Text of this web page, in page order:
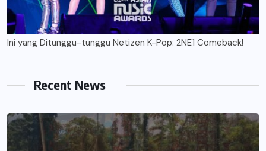
Ini yang Ditunggu-tunggu Netizen K-Pop: 2NE1 Comeback!
Recent News